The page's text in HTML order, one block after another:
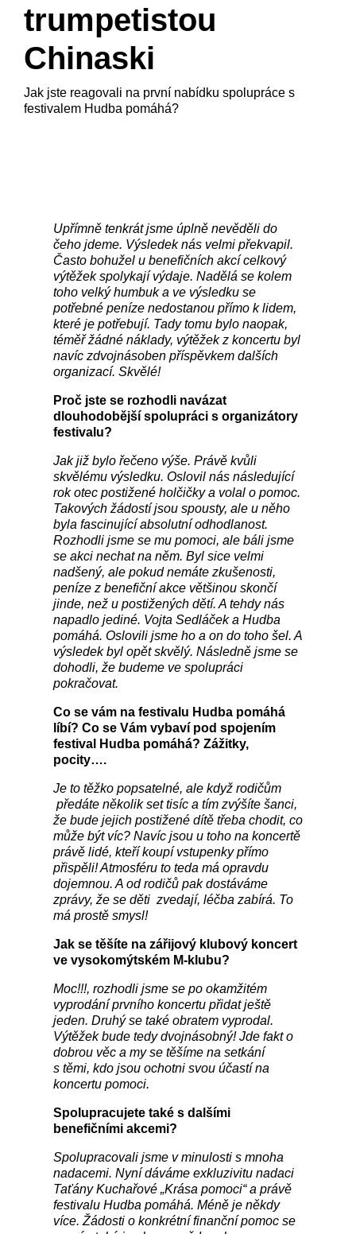
trumpetistou
Chinaski
Jak jste reagovali na první nabídku spolupráce s
festivalem Hudba pomáhá?
Upřímně tenkrát jsme úplně nevěděli do
čeho jdeme. Výsledek nás velmi překvapil.
Často bohužel u benefičních akcí celkový
výtěžek spolykají výdaje. Nadělá se kolem
toho velký humbuk a ve výsledku se
potřebné peníze nedostanou přímo k lidem,
které je potřebují. Tady tomu bylo naopak,
téměř žádné náklady, výtěžek z koncertu byl
navíc zdvojnásoben příspěvkem dalších
organizací. Skvělé!
Proč jste se rozhodli navázat
dlouhodobější spolupráci s organizátory
festivalu?
Jak již bylo řečeno výše. Právě kvůli
skvělému výsledku. Oslovil nás následující
rok otec postižené holčičky a volal o pomoc.
Takových žádostí jsou spousty, ale u něho
byla fascinující absolutní odhodlanost.
Rozhodli jsme se mu pomoci, ale báli jsme
se akci nechat na něm. Byl sice velmi
nadšený, ale pokud nemáte zkušenosti,
peníze z benefiční akce většinou skončí
jinde, než u postižených dětí. A tehdy nás
napadlo jediné. Vojta Sedláček a Hudba
pomáhá. Oslovili jsme ho a on do toho šel. A
výsledek byl opět skvělý. Následně jsme se
dohodli, že budeme ve spolupráci
pokračovat.
Co se vám na festivalu Hudba pomáhá
líbí? Co se Vám vybaví pod spojením
festival Hudba pomáhá? Zážitky,
pocity….
Je to těžko popsatelné, ale když rodičům
předáte několik set tisíc a tím zvýšíte šanci,
že bude jejich postižené dítě třeba chodit, co
může být víc? Navíc jsou u toho na koncertě
právě lidé, kteří koupí vstupenky přímo
přispěli! Atmosféru to teda má opravdu
dojemnou. A od rodičů pak dostáváme
zprávy, že se děti zvedají, léčba zabírá. To
má prostě smysl!
Jak se těšíte na zářijový klubový koncert
ve vysokomýtském M-klubu?
Moc!!!, rozhodli jsme se po okamžitém
vyprodání prvního koncertu přidat ještě
jeden. Druhý se také obratem vyprodal.
Výtěžek bude tedy dvojnásobný! Jde fakt o
dobrou věc a my se těšíme na setkání
s těmi, kdo jsou ochotni svou účastí na
koncertu pomoci.
Spolupracujete také s dalšími
benefičními akcemi?
Spolupracovali jsme v minulosti s mnoha
nadacemi. Nyní dáváme exkluzivitu nadaci
Taťány Kuchařové „Krása pomoci“ a právě
festivalu Hudba pomáhá. Méně je někdy
více. Žádosti o konkrétní finanční pomoc se